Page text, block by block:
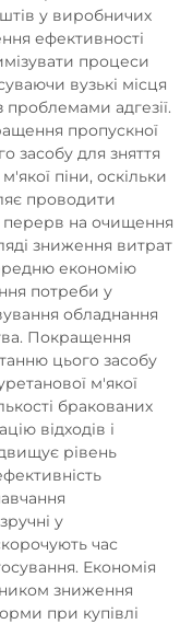
у виробничих
ефективності
процеси
вузькі місця
проблемами адгезії.
пропускної
засобу для зняття
піни, оскільки
проводити
перерв на очищення
зниження витрат
економію
потреби у
обладнання
Покращення
цього засобу
м'якої
бракованих
відходів і
рівень
у
час
Економія
зниження
при купівлі